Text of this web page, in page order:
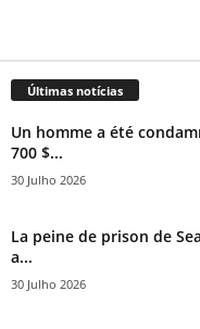
Últimas notícias
Un homme a été
700 $...
30 Julho 2026
La peine de prison de
a...
30 Julho 2026